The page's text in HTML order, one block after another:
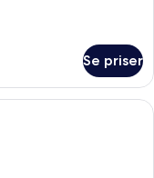
Se priser
med to senge, en